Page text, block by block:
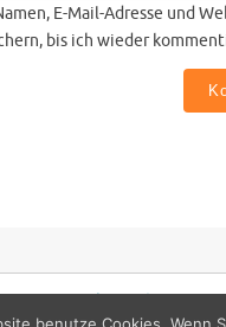
E-Mail-Adresse und
bis ich wieder
Datenschutzerklärung